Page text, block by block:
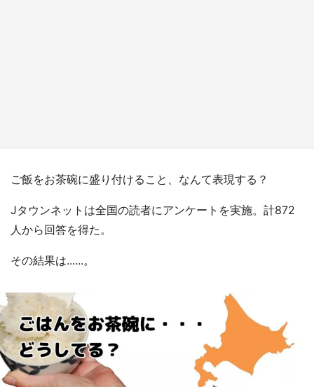
ご飯をお茶碗に盛り付けること、なんて表現する？
Jタウンネットは全国の読者にアンケートを実施。計872
人から回答を得た。
その結果は......。